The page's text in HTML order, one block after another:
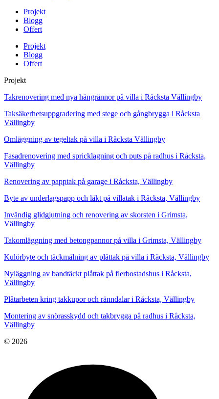
Projekt
Blogg
Offert
Projekt
Blogg
Offert
Projekt
Takrenovering med nya hängrännor på villa i Råcksta Vällingby
Taksäkerhetsuppgradering med stege och gångbrygga i Råcksta
Vällingby
Omläggning av tegeltak på villa i Råcksta Vällingby
Fasadrenovering med spricklagning och puts på radhus i Råcksta,
Vällingby
Renovering av papptak på garage i Råcksta, Vällingby
Byte av underlagspapp och läkt på villatak i Råcksta, Vällingby
Invändig glidgjutning och renovering av skorsten i Grimsta,
Vällingby
Takomläggning med betongpannor på villa i Grimsta, Vällingby
Kulörbyte och täckmålning av plåttak på villa i Råcksta, Vällingby
Nyläggning av bandtäckt plåttak på flerbostadshus i Råcksta,
Vällingby
Plåtarbeten kring takkupor och ränndalar i Råcksta, Vällingby
Montering av snörasskydd och takbrygga på radhus i Råcksta,
Vällingby
© 2026